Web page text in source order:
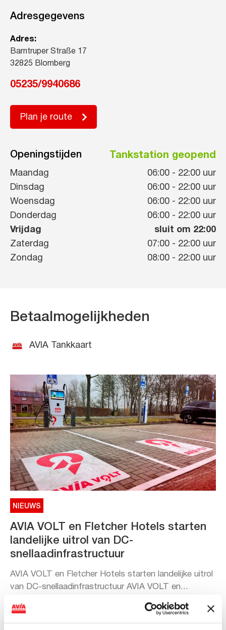
Adresgegevens
Adres:
Barntruper Straße 17
32825 Blomberg
05235/9940686
Plan je route
Openingstijden Tankstation geopend
Maandag 06:00 - 22:00 uur
Dinsdag
06:00 - 22:00 uur
Woensdag
06:00 - 22:00 uur
Donderdag
06:00 - 22:00 uur
Vrijdag
sluit om 22:00
Zaterdag
07:00 - 22:00 uur
Zondag
08:00 - 22:00 uur
Betaalmogelijkheden
AVIA Tankkaart
NIEUWS
AVIA VOLT en Fletcher Hotels starten
landelijke uitrol van DC-
snellaadinfrastructuur
AVIA VOLT en Fletcher Hotels starten landelijke uitrol
van DC-snellaadinfrastructuur AVIA VOLT en...